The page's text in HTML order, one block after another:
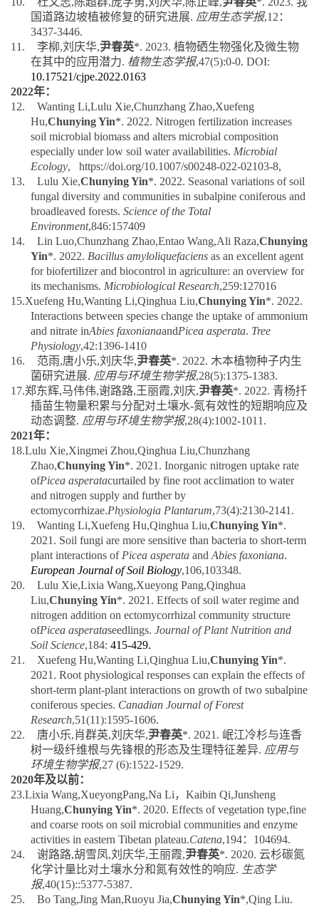
国道路边坡植被修复的研究进展.应用生态学报 12：
3437-3446.
李柳,刘庆华 尹春英
植物硒生物强化及微生物
在其中的应用潜力.植物生态学报,47(5):0-0. DOI:
10.17521/cjpe.2022.0163
2022年：
12.
Wanting Li,Lulu Xie,Chunzhang Zhao,Xuefeng
Hu,Chunying Yin*. 2022.Nitrogen fertilization increases
soil microbial biomass and alters microbial composition
especially under low soil water availabilities.Microbial
Ecology, https://doi.org/10.1007/s00248-022-02103-8,
Lulu Xie,Chunying Yin*. 2022.Seasonal variations of soil
fungal diversity and communities in subalpine coniferous and
broadleaved forests.Science of the Total
Environment ,846:157409
Lin Luo,Chunzhang Zhao,Entao Wang,Ali Raza,
Yin*. 2022.Bacillus amyloliquefaciensas an excellent agent
for biofertilizer and biocontrol in agriculture: an overview for
its mechanisms.Microbiological Research,259:127016
Xuefeng Hu,Wanting Li,Qinghua Liu,Chunying Yin*. 2022.
Interactions between species change the uptake of ammonium
and nitrate inAbies faxonianaandPicea asperata.Tree
Physiology ,42:1396-1410
范雨,唐小乐,刘庆华,尹春英
木本植物种子内生
菌研究进展.应用与环境生物学报,28(5):1375-1383.
郑东辉,马伟伟,谢路路, 王丽霞, 刘庆,尹春英*. 2022.青杨扦
插苗生物量积累与分配对土壤水-氮有效性的短期响应及
动态调整.应用与环境生物学报,28(4):1002-1011.
2021年：
18.Lulu Xie,Xingmei Zhou,Qinghua Liu,Chunzhang
Zhao,Chunying Yin*. 2021. Inorganic nitrogen uptake rate
ofPicea asperata curtailed by fine root acclimation to water
and nitrogen supply and further by
ectomycorrhizae.Physiologia Plantarum
Wanting Li,Xuefeng Hu,Qinghua Liu,Chunying Yin*.
2021. Soil fungi are more sensitive than bacteria to short-term
plant interactions of Picea asperata and Abies faxoniana.
European Journal of Soil Biology,106,103348.
Lulu Xie,Lixia Wang,Xueyong Pang,Qinghua
Liu,Chunying Yin*. 2021. Effects of soil water regime and
nitrogen additiononectomycorrhizal community structure
ofPicea asperata seedlings.Journal of Plant Nutrition and
Soil Science,184:415-429.
Xuefeng Hu,Wanting Li,Qinghua Liu,
2021. Root physiological responses can explain the effects of
short-term plant-plant interactions on growth of two subalpine
coniferous species.Canadian Journal of Forest
Research,51(11):1595-1606.
唐小乐,肖群英,刘庆华,尹春英
岷江冷杉与连香
树一级纤维根与先锋根的形态及生理特征差异.应用与
环境生物学报,27 (6):1522-1529.
2020年及以前：
23.Lixia Wang, Xueyong
Huang,Chunying Yin*. 2020.Effects of vegetation type,fine
and coarse roots on soil microbial communities and enzyme
activitiesin eastern Tibetan plateau.Catena,194 ：104694.
谢路路 ,胡雪凤,刘庆华,王丽霞,尹春英*. 2020.云杉碳氮
化学计量比对土壤水分和氮有效性的响应.生态学
报 ,40(15)::5377-5387.
Bo Tang,Jing Man,Ruoyu Jia,